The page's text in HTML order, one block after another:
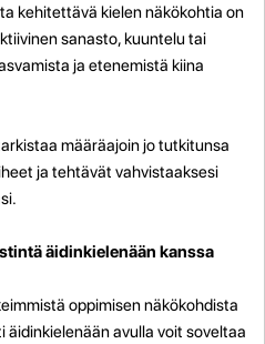
kehitettävä kielen näkökohtia on
sanasto, kuuntelu tai
ja etenemistä kiina
määräajoin jo tutkitunsa
ja tehtävät vahvistaaksesi
äidinkielenään kanssa
oppimisen näkökohdista
äidinkielenään avulla voit soveltaa